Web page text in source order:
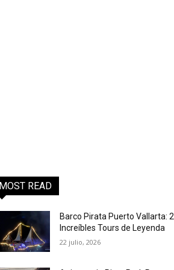
READ
Barco Pirata Puerto Vallarta: 2
Increíbles Tours de Leyenda
22 julio, 2026